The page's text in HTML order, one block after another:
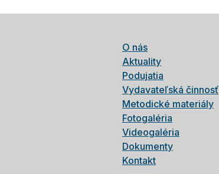
O nás
Aktuality
Podujatia
Vydavateľská činnosť
Metodické materiály
Fotogaléria
Videogaléria
Dokumenty
Kontakt